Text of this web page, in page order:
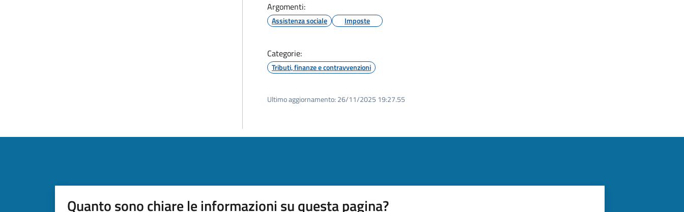
Argomenti:
Assistenza sociale Imposte
Categorie:
Tributi, finanze e contravvenzioni
Ultimo aggiornamento: 26/11/2025 19:27.55
Quanto sono chiare le informazioni su questa pagina?